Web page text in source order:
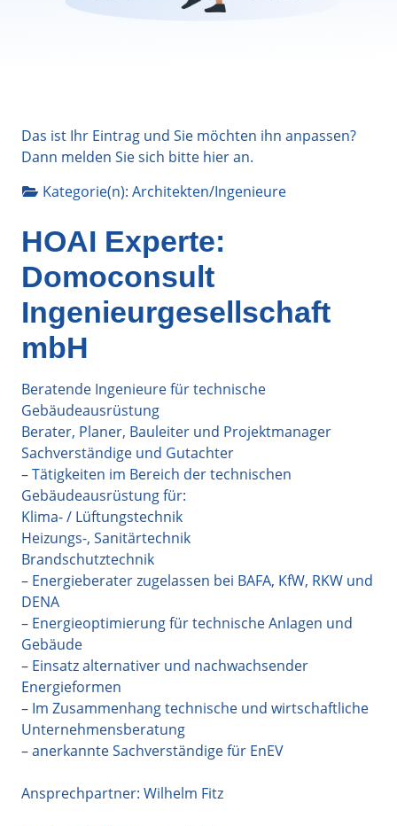
Das ist Ihr Eintrag und Sie möchten ihn anpassen?
Dann melden Sie sich bitte hieran.
Kategorie(n): Architekten/Ingenieure
HOAI Experte:
Domoconsult
Ingenieurgesellschaft
mbH
Beratende Ingenieure für technische
Gebäudeausrüstung
Berater, Planer, Bauleiter und Projektmanager
Sachverständige und Gutachter
– Tätigkeiten im Bereich der technischen
Gebäudeausrüstung für:
Klima- / Lüftungstechnik
Heizungs-, Sanitärtechnik
Brandschutztechnik
– Energieberater zugelassen bei BAFA, KfW, RKW und
DENA
– Energieoptimierung für technische Anlagen und
Gebäude
– Einsatz alternativer und nachwachsender
Energieformen
– Im Zusammenhang technische und wirtschaftliche
Unternehmensberatung
– anerkannte Sachverständige für EnEV
Ansprechpartner: Wilhelm Fitz